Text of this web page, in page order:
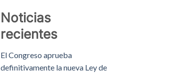
Noticias
recientes
El Congreso aprueba
definitivamente la nueva Ley de